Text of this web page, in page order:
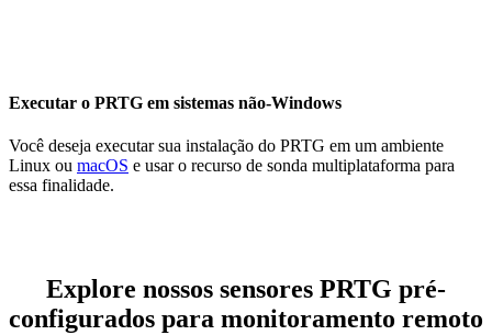
Executar o PRTG em sistemas não-Windows
Você deseja executar sua instalação do PRTG em um ambiente
Linux ou macOS e usar o recurso de sonda multiplataforma para
essa finalidade.
Explore nossos sensores PRTG pré-
configurados para monitoramento remoto